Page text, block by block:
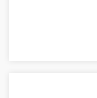
Visit
including
🛴 3.
Compare
🔗 4.